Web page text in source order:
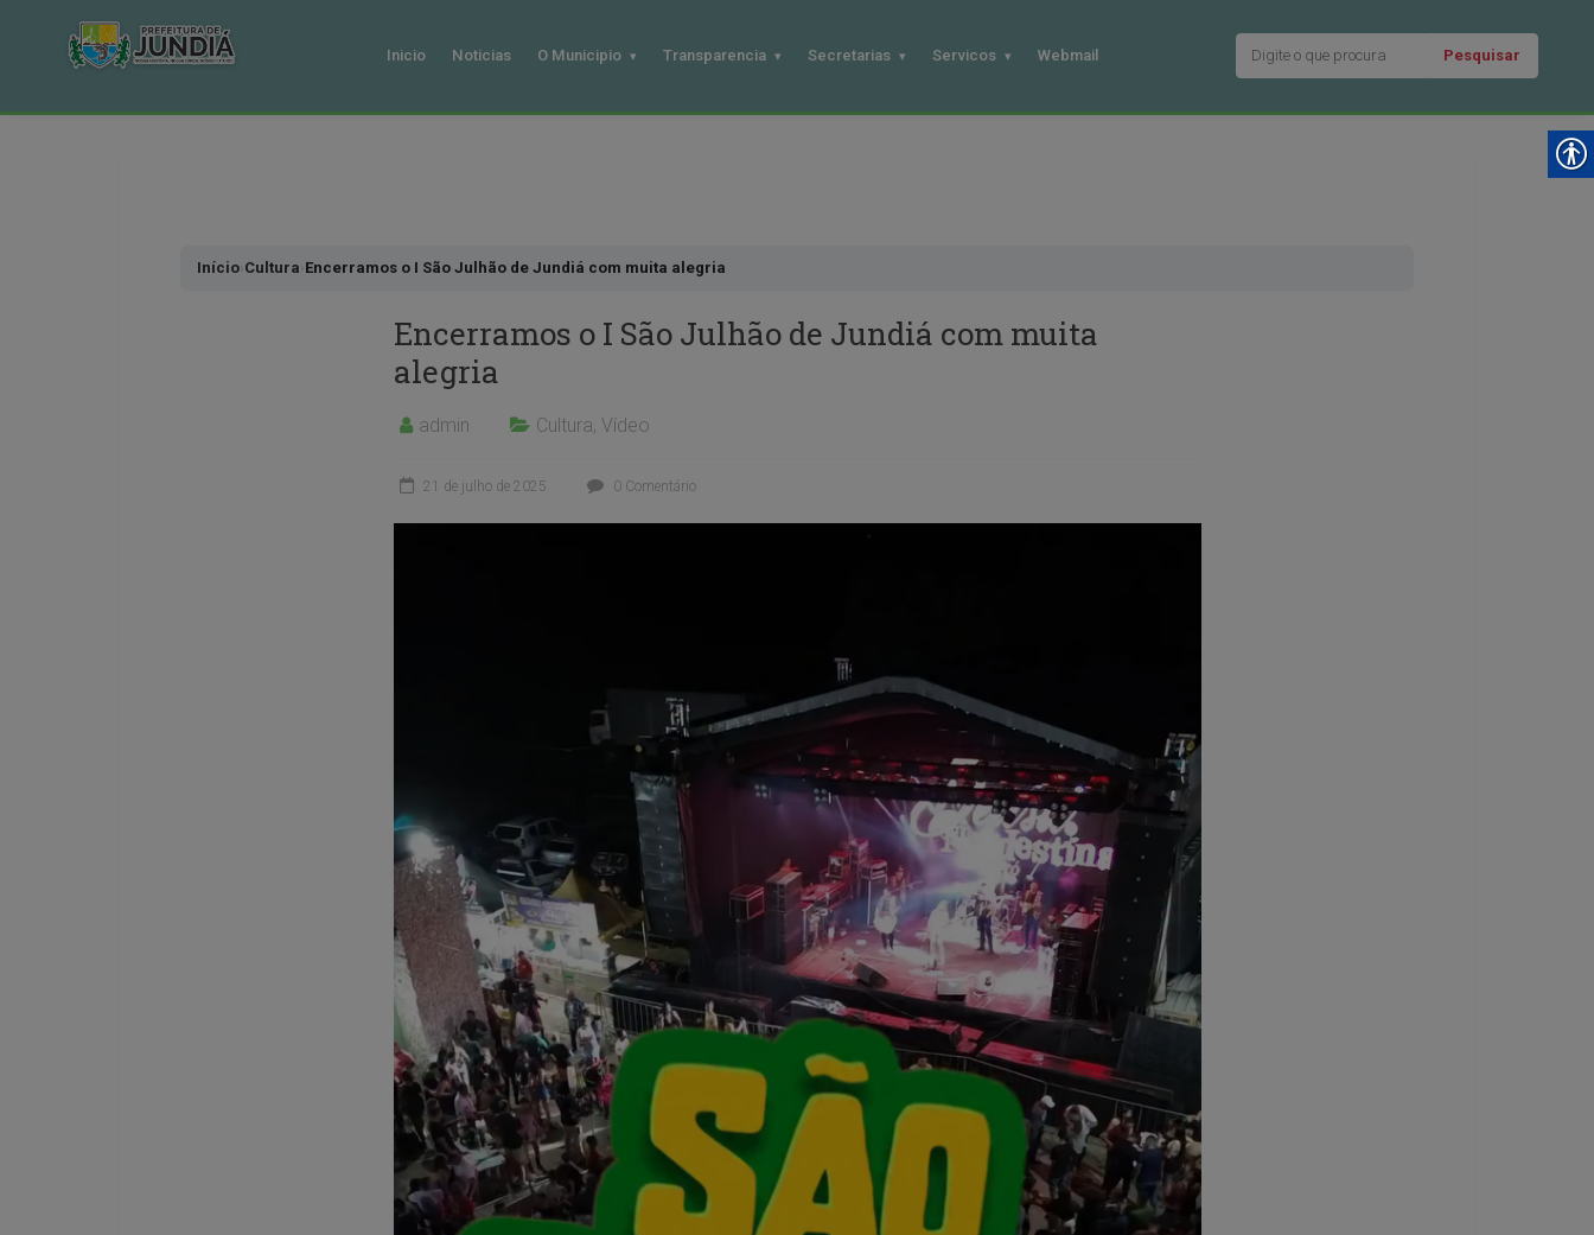
Inicio Noticias O Municipio Transparencia Secretarias Servicos Webmail Pesquisar
Início›Cultura ›Encerramos o I São Julhão de Jundiá com muita alegria
Encerramos o I São Julhão de Jundiá com muita
alegria
admin Cultura, Vídeo
21 de julho de 2025 0 Comentário